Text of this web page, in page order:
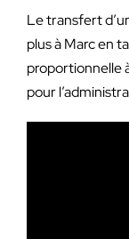
Le transfert
plus à Marc en
proportionnelle
pour